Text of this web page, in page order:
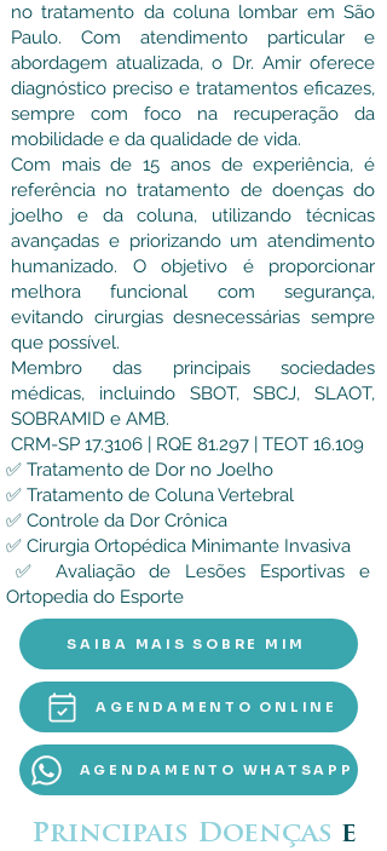
no tratamento da coluna lombar em São
Paulo. Com atendimento particular e
abordagem atualizada, o Dr. Amir oferece
diagnóstico preciso e tratamentos eficazes,
sempre com foco na recuperação da
mobilidade e da qualidade de vida.
Com mais de 15 anos de experiência, é
referência no tratamento de doenças do
joelho e da coluna, utilizando técnicas
avançadas e priorizando um atendimento
humanizado. O objetivo é proporcionar
melhora funcional com segurança,
evitando cirurgias desnecessárias sempre
que possível.
Membro das principais sociedades
médicas, incluindo SBOT, SBCJ, SLAOT,
SOBRAMID e AMB.
CRM-SP 17.3106 | RQE 81.297 | TEOT 16.109
✅ Tratamento de Dor no Joelho
✅ Tratamento de Coluna Vertebral
✅ Controle da Dor Crônica
✅ Cirurgia Ortopédica Minimante Invasiva
​✅ Avaliação de Lesões Esportivas e
Ortopedia do Esporte
SAIBA MAIS SOBRE MIM
AGENDAMENTO ONLINE
AGENDAMENTO WHATSAPP
Principais Doenças e